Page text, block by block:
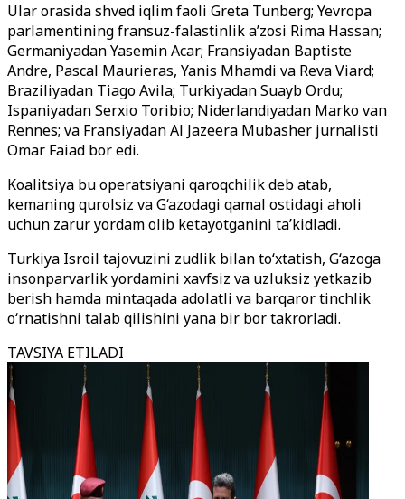
Ular orasida shved iqlim faoli Greta Tunberg; Yevropa
parlamentining fransuz-falastinlik a’zosi Rima Hassan;
Germaniyadan Yasemin Acar; Fransiyadan Baptiste
Andre, Pascal Maurieras, Yanis Mhamdi va Reva Viard;
Braziliyadan Tiago Avila; Turkiyadan Suayb Ordu;
Ispaniyadan Serxio Toribio; Niderlandiyadan Marko van
Rennes; va Fransiyadan Al Jazeera Mubasher jurnalisti
Omar Faiad bor edi.
Koalitsiya bu operatsiyani qaroqchilik deb atab,
kemaning qurolsiz va G‘azodagi qamal ostidagi aholi
uchun zarur yordam olib ketayotganini ta’kidladi.
Turkiya Isroil tajovuzini zudlik bilan to‘xtatish, G‘azoga
insonparvarlik yordamini xavfsiz va uzluksiz yetkazib
berish hamda mintaqada adolatli va barqaror tinchlik
o‘rnatishni talab qilishini yana bir bor takrorladi.
TAVSIYA ETILADI